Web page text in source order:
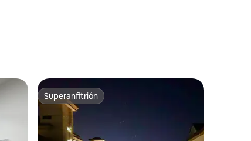
Superanfitrión
Superanfitrión